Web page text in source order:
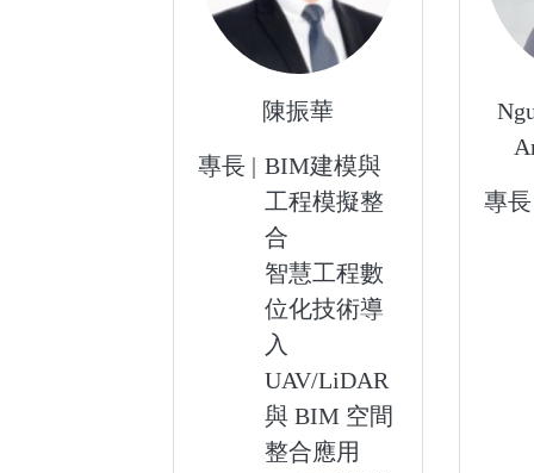
陳振華
專長 | BIM建模與
工程模擬整
合
智慧工程數
位化技術導
入
UAV/LiDAR
與 BIM 空間
整合應用
專